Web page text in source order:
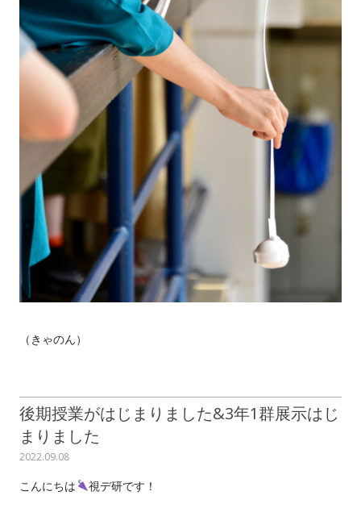
（きゃのん）
後期授業がはじまりました&3年1群展示はじ
まりました
2022.09.08
こんにちは 視デ研です！